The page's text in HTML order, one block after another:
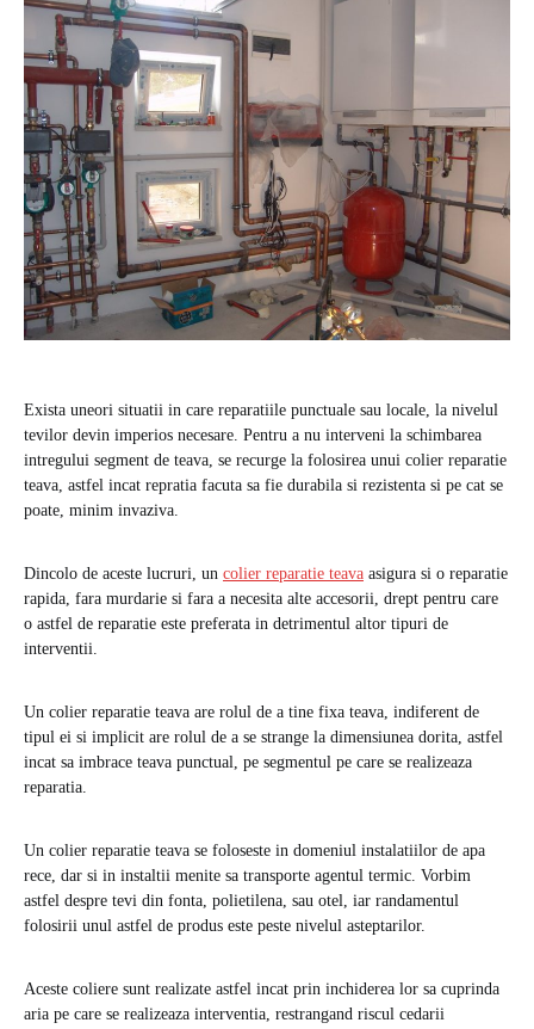
Exista uneori situatii in care reparatiile punctuale sau locale, la nivelul
tevilor devin imperios necesare. Pentru a nu interveni la schimbarea
intregului segment de teava, se recurge la folosirea unui colier reparatie
teava, astfel incat repratia facuta sa fie durabila si rezistenta si pe cat se
poate, minim invaziva.
Dincolo de aceste lucruri, un colier reparatie teava asigura si o reparatie
rapida, fara murdarie si fara a necesita alte accesorii, drept pentru care
o astfel de reparatie este preferata in detrimentul altor tipuri de
interventii.
Un colier reparatie teava are rolul de a tine fixa teava, indiferent de
tipul ei si implicit are rolul de a se strange la dimensiunea dorita, astfel
incat sa imbrace teava punctual, pe segmentul pe care se realizeaza
reparatia.
Un colier reparatie teava se foloseste in domeniul instalatiilor de apa
rece, dar si in instaltii menite sa transporte agentul termic. Vorbim
astfel despre tevi din fonta, polietilena, sau otel, iar randamentul
folosirii unul astfel de produs este peste nivelul asteptarilor.
Aceste coliere sunt realizate astfel incat prin inchiderea lor sa cuprinda
aria pe care se realizeaza interventia, restrangand riscul cedarii